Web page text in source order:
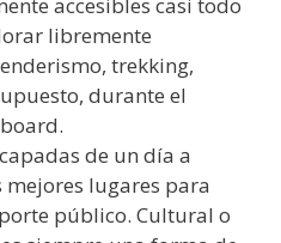
libremente
trekking,
durante el
de un día a
lugares para
público. Cultural o